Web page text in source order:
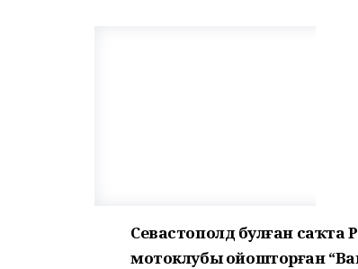
Севастополдә булған саҡта
мотоклубы ойошторған